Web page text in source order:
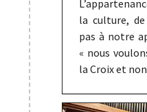
la culture, de
pas à notre
« nous
la Croix et